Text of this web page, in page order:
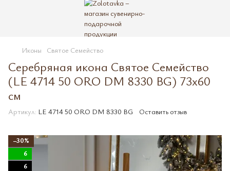
Иконы Святое Семейство
Серебряная икона Святое Семейство
(LE 4714 50 ORO DM 8330 BG) 73x60
см
Артикул: LE 4714 50 ORO DM 8330 BG Оставить отзыв
−30%
6
6